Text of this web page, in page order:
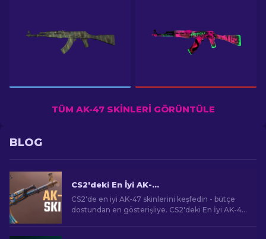
TÜM AK-47 SKINLERI GÖRÜNTÜLE
BLOG
CS2'deki En İyi AK-47 Skinleri: Ucuza Pahalıya
CS2'de en iyi AK-47 skinlerini keşfedin - bütçe
dostundan en gösterişliye. CS2'deki En İyi AK-47